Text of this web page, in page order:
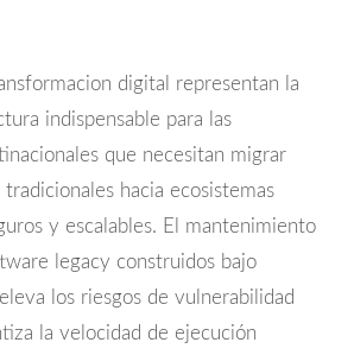
digital representan la
indispensable para las
que necesitan migrar
tradicionales hacia ecosistemas
y escalables. El mantenimiento
legacy construidos bajo
los riesgos de vulnerabilidad
la velocidad de ejecución